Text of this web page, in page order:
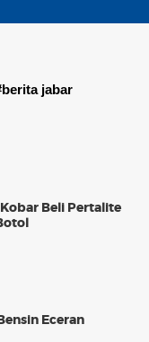
jabar
Beli Pertalite
Eceran